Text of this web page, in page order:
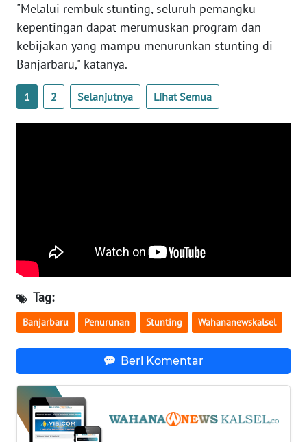
"Melalui rembuk stunting, seluruh pemangku
kepentingan dapat merumuskan program dan
kebijakan yang mampu menurunkan stunting di
Banjarbaru," katanya.
1 2 Selanjutnya Lihat Semua
Tag:
Banjarbaru Penurunan Stunting Wahananewskalsel
Beri Komentar
WN
NTB
WN
SULTENG
WN
WN
BENGKULU
WN
LAMPUNG
WN
JATENG